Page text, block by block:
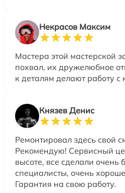
Некрасов Максим
Мастера этой мастерской
похвал, их дружелюбное
к деталям делают работу с
Князев Денис
Ремонтировал здесь свой
Рекомендую! Сервисный
высоте, все сделали очень
специалисты, очень
Гарантия на свою работу.